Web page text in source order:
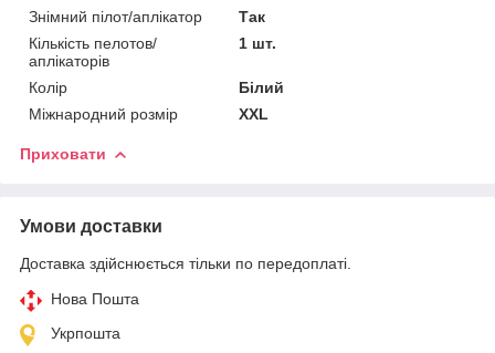
Знімний пілот/аплікатор
Так
Кількість пелотов/
аплікаторів
1 шт.
Колір
Білий
Міжнародний розмір
XXL
Приховати
Умови доставки
Доставка здійснюється тільки по передоплаті.
Нова Пошта
Укрпошта